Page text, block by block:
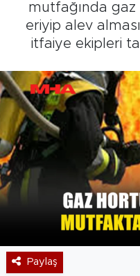
mutfağında gaz
eriyip alev
itfaiye ekipleri
Paylaş